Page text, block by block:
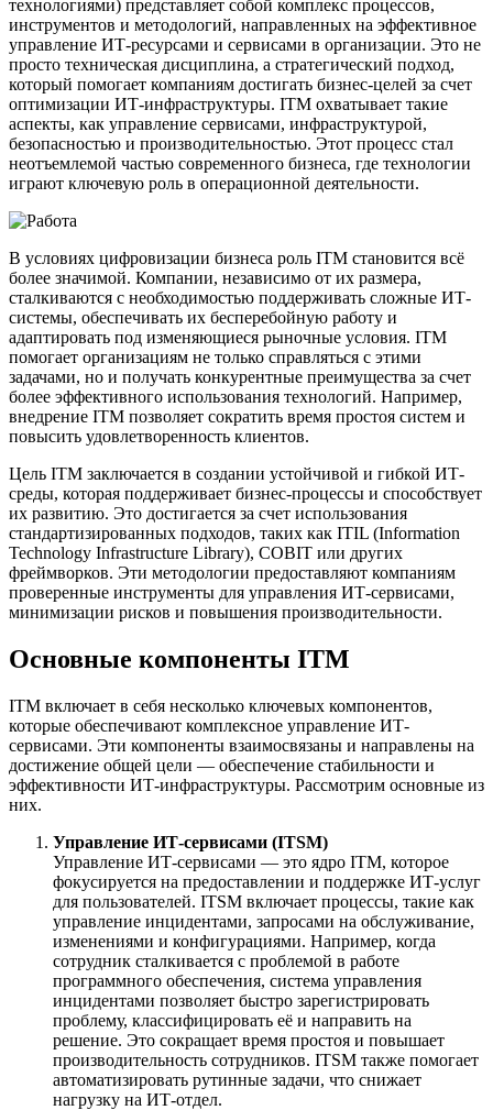
технологиями) представляет собой комплекс процессов,
инструментов и методологий, направленных на эффективное
управление ИТ-ресурсами и сервисами в организации. Это не
просто техническая дисциплина, а стратегический подход,
который помогает компаниям достигать бизнес-целей за счет
оптимизации ИТ-инфраструктуры. ITM охватывает такие
аспекты, как управление сервисами, инфраструктурой,
безопасностью и производительностью. Этот процесс стал
неотъемлемой частью современного бизнеса, где технологии
играют ключевую роль в операционной деятельности.
В условиях цифровизации бизнеса роль ITM становится всё
более значимой. Компании, независимо от их размера,
сталкиваются с необходимостью поддерживать сложные ИТ-
системы, обеспечивать их бесперебойную работу и
адаптировать под изменяющиеся рыночные условия. ITM
помогает организациям не только справляться с этими
задачами, но и получать конкурентные преимущества за счет
более эффективного использования технологий. Например,
внедрение ITM позволяет сократить время простоя систем и
повысить удовлетворенность клиентов.
Цель ITM заключается в создании устойчивой и гибкой ИТ-
среды, которая поддерживает бизнес-процессы и способствует
их развитию. Это достигается за счет использования
стандартизированных подходов, таких как ITIL (Information
Technology Infrastructure Library), COBIT или других
фреймворков. Эти методологии предоставляют компаниям
проверенные инструменты для управления ИТ-сервисами,
минимизации рисков и повышения производительности.
Основные компоненты ITM
ITM включает в себя несколько ключевых компонентов,
которые обеспечивают комплексное управление ИТ-
сервисами. Эти компоненты взаимосвязаны и направлены на
достижение общей цели — обеспечение стабильности и
эффективности ИТ-инфраструктуры. Рассмотрим основные из
них.
Управление ИТ-сервисами (ITSM)
Управление ИТ-сервисами — это ядро ITM, которое
фокусируется на предоставлении и поддержке ИТ-услуг
для пользователей. ITSM включает процессы, такие как
управление инцидентами, запросами на обслуживание,
изменениями и конфигурациями. Например, когда
сотрудник сталкивается с проблемой в работе
программного обеспечения, система управления
инцидентами позволяет быстро зарегистрировать
проблему, классифицировать её и направить на
решение. Это сокращает время простоя и повышает
производительность сотрудников. ITSM также помогает
автоматизировать рутинные задачи, что снижает
нагрузку на ИТ-отдел.